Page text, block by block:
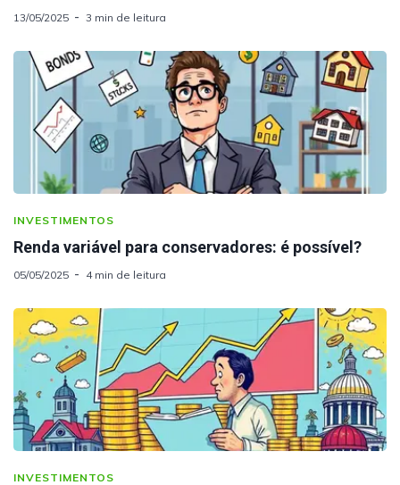
13/05/2025 3 min de leitura
INVESTIMENTOS
Renda variável para conservadores: é possível?
05/05/2025 4 min de leitura
INVESTIMENTOS